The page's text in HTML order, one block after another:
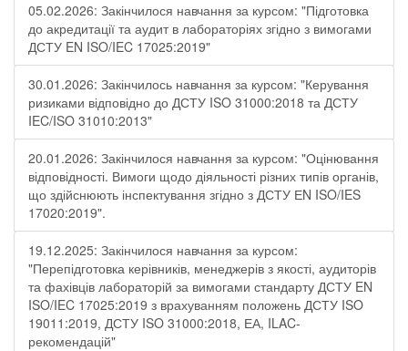
05.02.2026: Закінчилося навчання за курсом: "Підготовка
до акредитації та аудит в лабораторіях згідно з вимогами
ДСТУ EN ISO/IEC 17025:2019"
30.01.2026: Закінчилось навчання за курсом: "Керування
ризиками відповідно до ДСТУ ISO 31000:2018 та ДСТУ
IEC/ISO 31010:2013"
20.01.2026: Закінчилося навчання за курсом: "Оцінювання
відповідності. Вимоги щодо діяльності різних типів органів,
що здійснюють інспектування згідно з ДСТУ ЕN ISO/IES
17020:2019".
19.12.2025: Закінчилося навчання за курсом:
"Перепідготовка керівників, менеджерів з якості, аудиторів
та фахівців лабораторій за вимогами стандарту ДСТУ EN
ISO/IEC 17025:2019 з врахуванням положень ДСТУ ISO
19011:2019, ДСТУ ISO 31000:2018, ЕА, ILAC-
рекомендацій"